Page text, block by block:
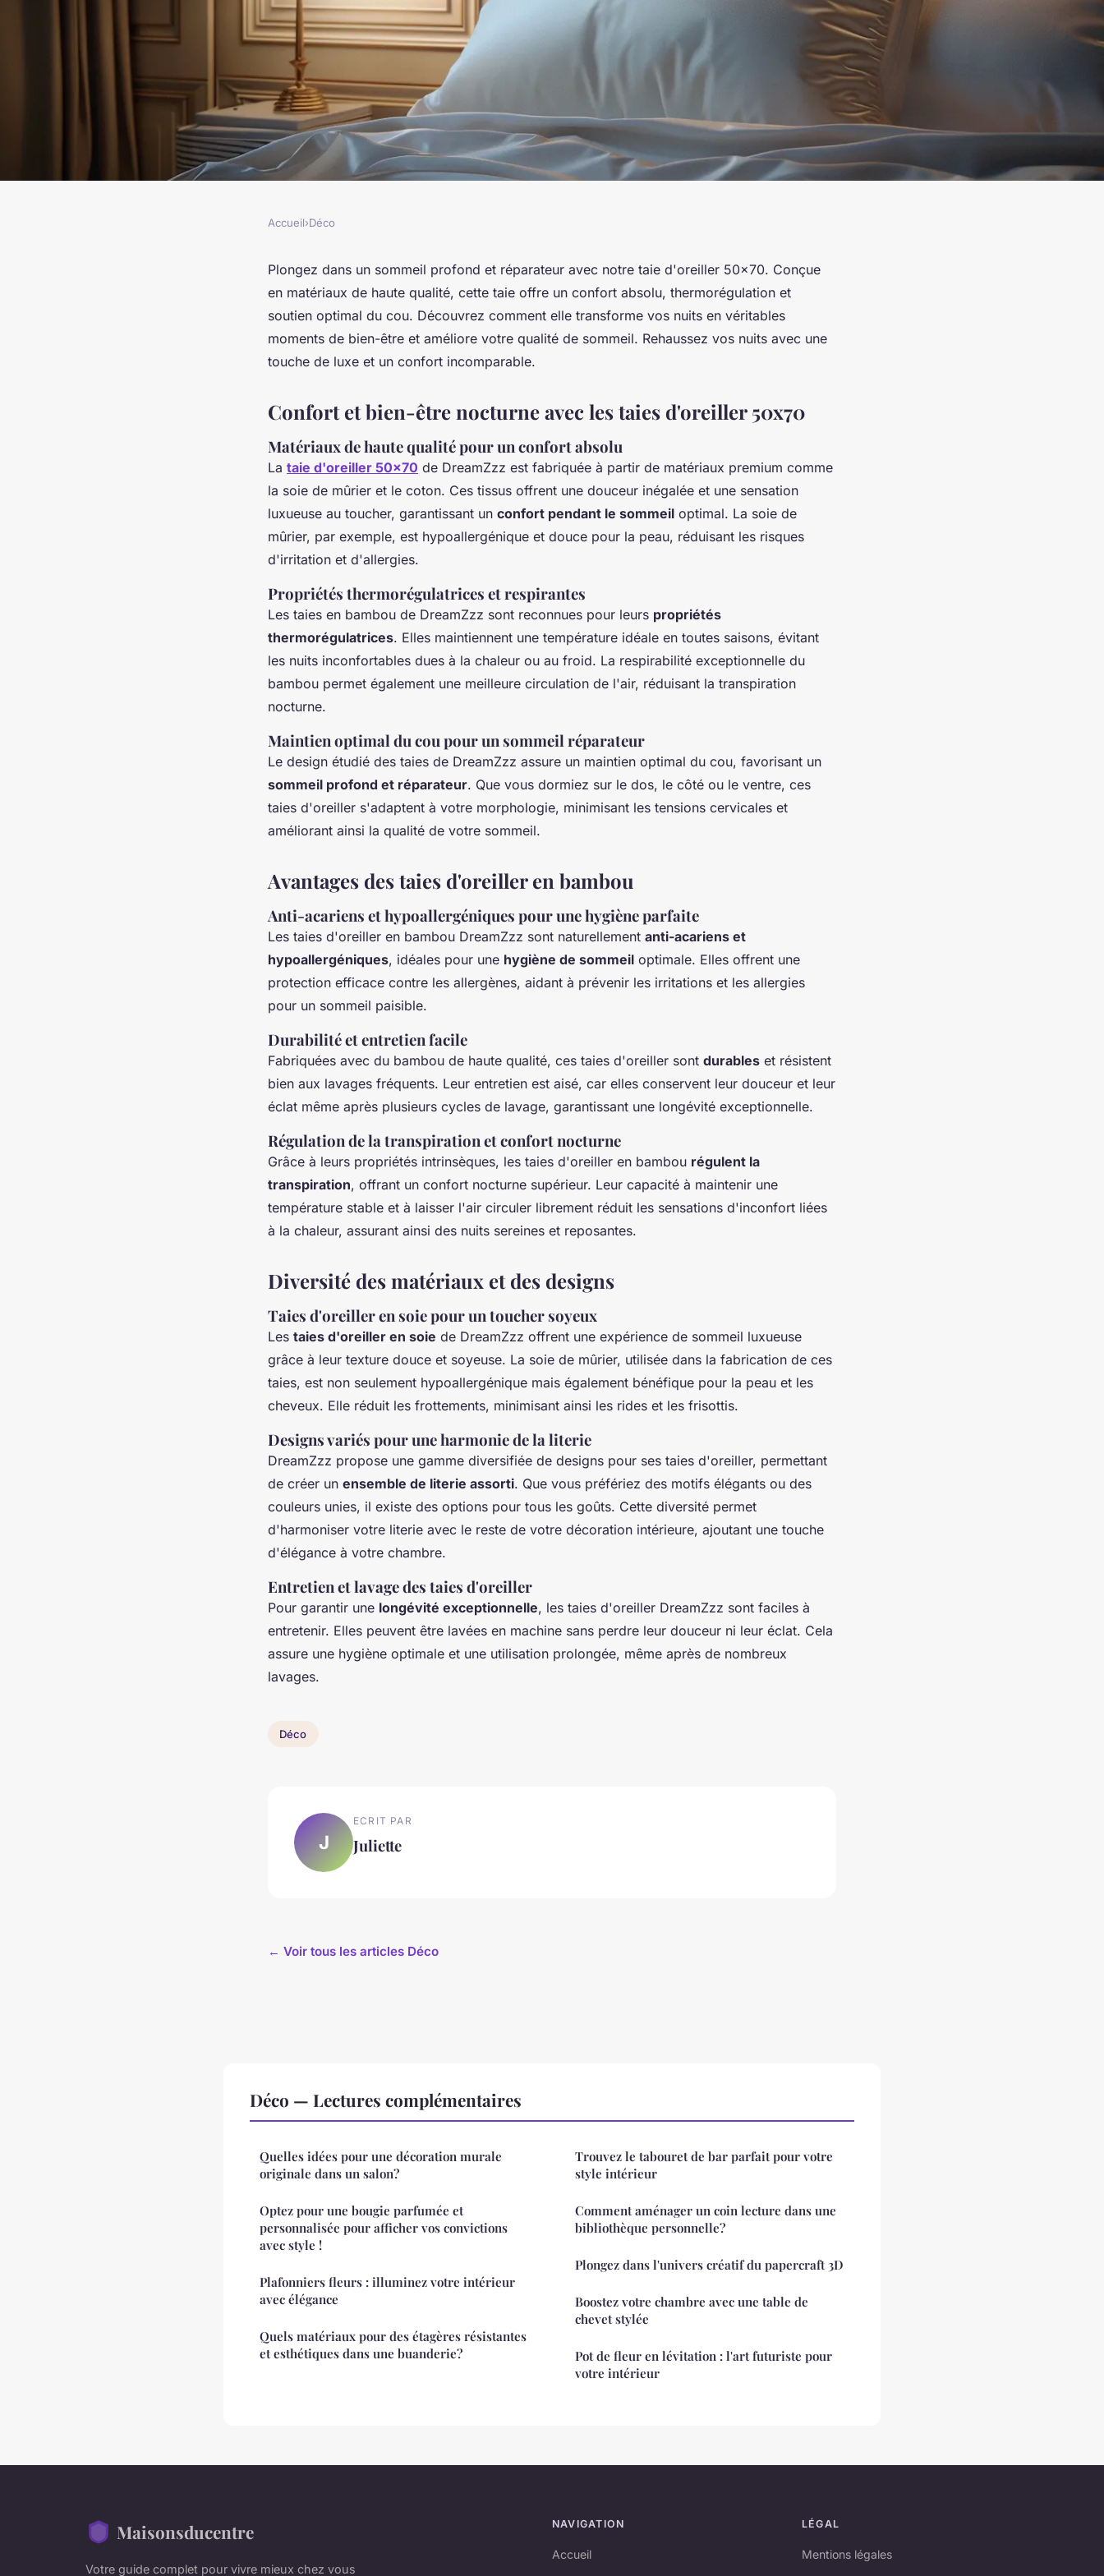
Découvrez le confort ultime avec notre
taie d'oreiller 50x70
Accueil›Déco
Plongez dans un sommeil profond et réparateur avec notre taie d'oreiller 50x70. Conçue
en matériaux de haute qualité, cette taie offre un confort absolu, thermorégulation et
soutien optimal du cou. Découvrez comment elle transforme vos nuits en véritables
moments de bien-être et améliore votre qualité de sommeil. Rehaussez vos nuits avec une
touche de luxe et un confort incomparable.
Confort et bien-être nocturne avec les taies d'oreiller 50x70
Matériaux de haute qualité pour un confort absolu
La taie d'oreiller 50x70 de DreamZzz est fabriquée à partir de matériaux premium comme
la soie de mûrier et le coton. Ces tissus offrent une douceur inégalée et une sensation
luxueuse au toucher, garantissant un confort pendant le sommeil optimal. La soie de
mûrier, par exemple, est hypoallergénique et douce pour la peau, réduisant les risques
d'irritation et d'allergies.
Propriétés thermorégulatrices et respirantes
Les taies en bambou de DreamZzz sont reconnues pour leurs propriétés
thermorégulatrices. Elles maintiennent une température idéale en toutes saisons, évitant
les nuits inconfortables dues à la chaleur ou au froid. La respirabilité exceptionnelle du
bambou permet également une meilleure circulation de l'air, réduisant la transpiration
nocturne.
Maintien optimal du cou pour un sommeil réparateur
Le design étudié des taies de DreamZzz assure un maintien optimal du cou, favorisant un
sommeil profond et réparateur. Que vous dormiez sur le dos, le côté ou le ventre, ces
taies d'oreiller s'adaptent à votre morphologie, minimisant les tensions cervicales et
améliorant ainsi la qualité de votre sommeil.
Avantages des taies d'oreiller en bambou
Anti-acariens et hypoallergéniques pour une hygiène parfaite
Les taies d'oreiller en bambou DreamZzz sont naturellement anti-acariens et
hypoallergéniques, idéales pour une hygiène de sommeil optimale. Elles offrent une
protection efficace contre les allergènes, aidant à prévenir les irritations et les allergies
pour un sommeil paisible.
Durabilité et entretien facile
Fabriquées avec du bambou de haute qualité, ces taies d'oreiller sont durables et résistent
bien aux lavages fréquents. Leur entretien est aisé, car elles conservent leur douceur et leur
éclat même après plusieurs cycles de lavage, garantissant une longévité exceptionnelle.
Régulation de la transpiration et confort nocturne
Grâce à leurs propriétés intrinsèques, les taies d'oreiller en bambou régulent la
transpiration, offrant un confort nocturne supérieur. Leur capacité à maintenir une
température stable et à laisser l'air circuler librement réduit les sensations d'inconfort liées
à la chaleur, assurant ainsi des nuits sereines et reposantes.
Diversité des matériaux et des designs
Taies d'oreiller en soie pour un toucher soyeux
Les taies d'oreiller en soie de DreamZzz offrent une expérience de sommeil luxueuse
grâce à leur texture douce et soyeuse. La soie de mûrier, utilisée dans la fabrication de ces
taies, est non seulement hypoallergénique mais également bénéfique pour la peau et les
cheveux. Elle réduit les frottements, minimisant ainsi les rides et les frisottis.
Designs variés pour une harmonie de la literie
DreamZzz propose une gamme diversifiée de designs pour ses taies d'oreiller, permettant
de créer un ensemble de literie assorti. Que vous préfériez des motifs élégants ou des
couleurs unies, il existe des options pour tous les goûts. Cette diversité permet
d'harmoniser votre literie avec le reste de votre décoration intérieure, ajoutant une touche
d'élégance à votre chambre.
Entretien et lavage des taies d'oreiller
Pour garantir une longévité exceptionnelle, les taies d'oreiller DreamZzz sont faciles à
entretenir. Elles peuvent être lavées en machine sans perdre leur douceur ni leur éclat. Cela
assure une hygiène optimale et une utilisation prolongée, même après de nombreux
lavages.
Déco
J
ECRIT PAR
Juliette
← Voir tous les articles Déco
Déco — Lectures complémentaires
Quelles idées pour une décoration murale
originale dans un salon?
Optez pour une bougie parfumée et
personnalisée pour afficher vos convictions
avec style !
Plafonniers fleurs : illuminez votre intérieur
avec élégance
Quels matériaux pour des étagères résistantes
et esthétiques dans une buanderie?
Trouvez le tabouret de bar parfait pour votre
style intérieur
Comment aménager un coin lecture dans une
bibliothèque personnelle?
Plongez dans l'univers créatif du papercraft 3D
Boostez votre chambre avec une table de
chevet stylée
Pot de fleur en lévitation : l'art futuriste pour
votre intérieur
Maisonsducentre
Votre guide complet pour vivre mieux chez vous
NAVIGATION
Accueil
LÉGAL
Mentions légales